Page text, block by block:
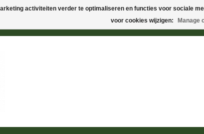
activiteiten verder te optimaliseren en functies voor sociale
voor cookies wijzigen:
Manage